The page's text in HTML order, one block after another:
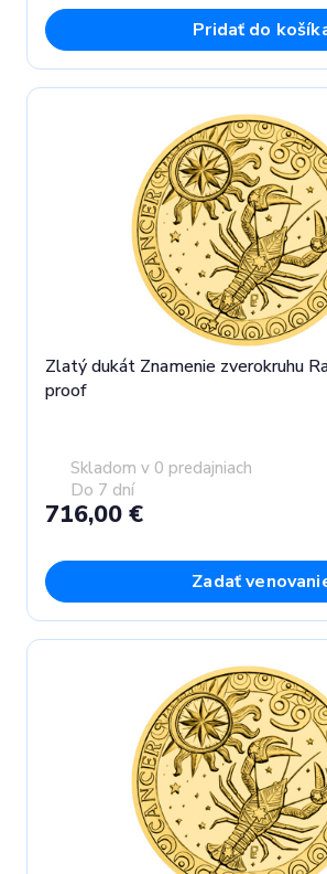
Pridať do
Zlatý dukát Znamenie zverokruhu
proof
Skladom v 0 predajniach
Do 7 dní
716,00 €
Zadať